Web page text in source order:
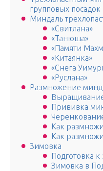
групповых посадок
Миндаль
«Свитлана»
«Танюша»
«Памяти
«Китаянка»
«Снега
«Руслана»
Размножение
Прививка
Как
Как
Зимовка
Подготовка к
Зимовка в